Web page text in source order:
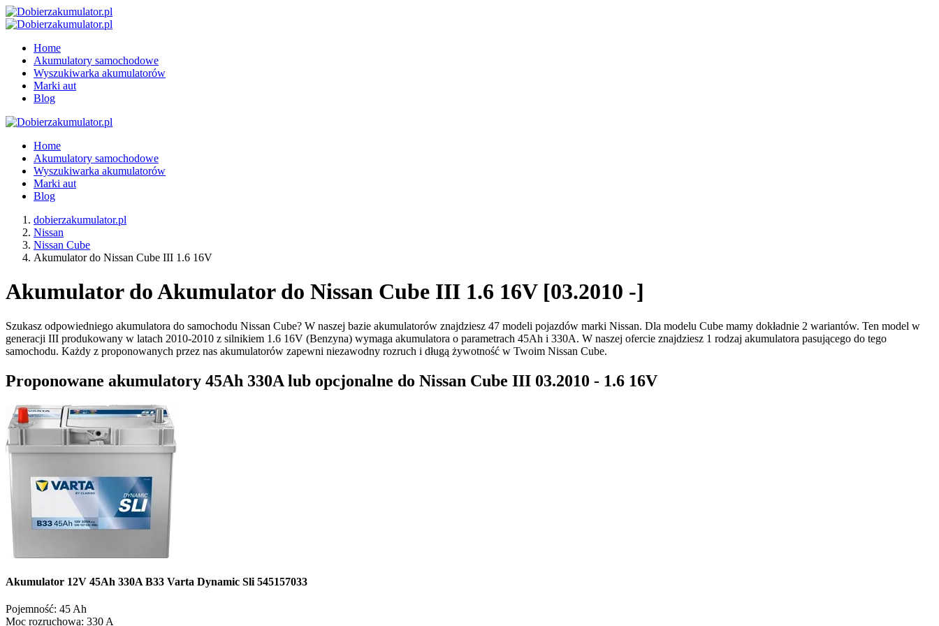
Home
Akumulatory samochodowe
Wyszukiwarka akumulatorów
Marki aut
Blog
Home
Akumulatory samochodowe
Wyszukiwarka akumulatorów
Marki aut
Blog
dobierzakumulator.pl
Nissan
Nissan Cube
Akumulator do Nissan Cube III 1.6 16V
Akumulator do Akumulator do Nissan Cube III 1.6 16V [03.2010 -]
Szukasz odpowiedniego akumulatora do samochodu Nissan Cube? W naszej bazie akumulatorów znajdziesz 47 modeli pojazdów marki Nissan. Dla modelu Cube mamy dokładnie 2 wariantów. Ten model w
generacji III produkowany w latach 2010-2010 z silnikiem 1.6 16V (Benzyna) wymaga akumulatora o parametrach 45Ah i 330A. W naszej ofercie znajdziesz 1 rodzaj akumulatora pasującego do tego
samochodu. Każdy z proponowanych przez nas akumulatorów zapewni niezawodny rozruch i długą żywotność w Twoim Nissan Cube.
Proponowane akumulatory 45Ah 330A lub opcjonalne do Nissan Cube III 03.2010 - 1.6 16V
Akumulator 12V 45Ah 330A B33 Varta Dynamic Sli 545157033
Pojemność: 45 Ah
Moc rozruchowa: 330 A